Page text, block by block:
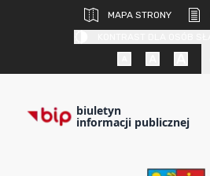
MAPA STRONY
biuletyn
informacji publicznej